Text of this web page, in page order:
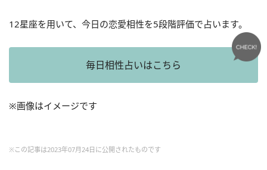
12星座を用いて、今日の恋愛相性を5段階評価で占います。
毎日相性占いはこちら
※画像はイメージです
※この記事は2023年07月24日に公開されたものです